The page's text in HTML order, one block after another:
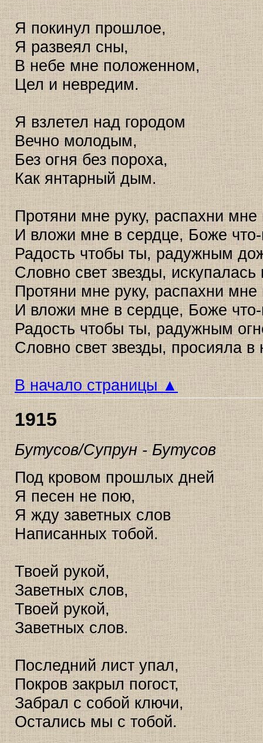
Я покинул прошлое,
Я развеял сны,
В небе мне положенном,
Цел и невредим.
Я взлетел над городом
Вечно молодым,
Без огня без пороха,
Как янтарный дым.
Протяни мне руку, распахни мне
И вложи мне в сердце, Боже что-
Радость чтобы ты, радужным
Словно свет звезды,
Протяни мне руку, распахни мне
И вложи мне в сердце, Боже что-
Радость чтобы ты, радужным
Словно свет звезды, просияла в
В начало страницы ▲
1915
Бутусов/Супрун - Бутусов
Под кровом прошлых дней
Я песен не пою,
Я жду заветных слов
Написанных тобой.
Твоей рукой,
Заветных слов,
Твоей рукой,
Заветных слов.
Последний лист упал,
Покров закрыл погост,
Забрал с собой ключи,
Остались мы с тобой.